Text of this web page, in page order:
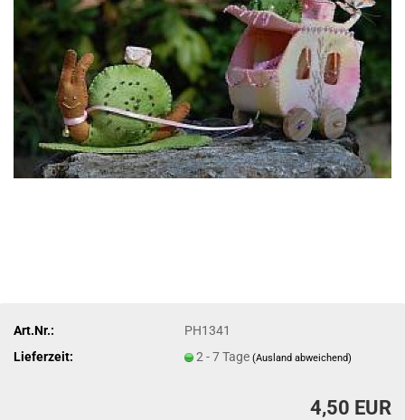
Art.Nr.:
PH1341
Lieferzeit:
2 - 7 Tage(Ausland abweichend)
4,50 EUR